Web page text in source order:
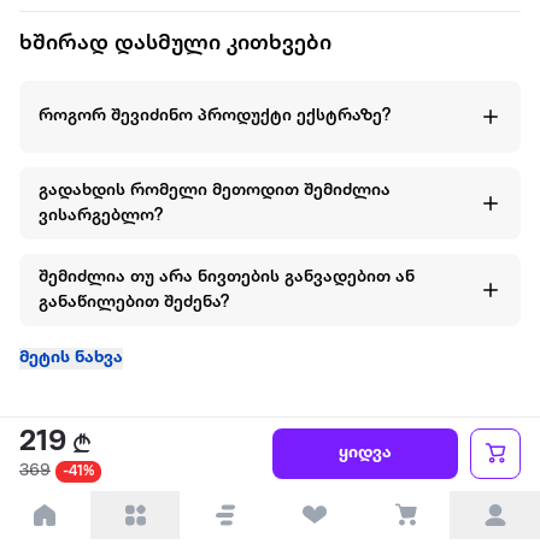
219
369 -41%
ყიდვა
მისი მაქსიმალური სიმძლავრე არის 1900W,
ხშირად დასმული კითხვები
როგორ შევიძინო პროდუქტი ექსტრაზე?
გადახდის რომელი მეთოდით შემიძლია
ვისარგებლო?
შემიძლია თუ არა ნივთების განვადებით ან
განაწილებით შეძენა?
მეტის ნახვა